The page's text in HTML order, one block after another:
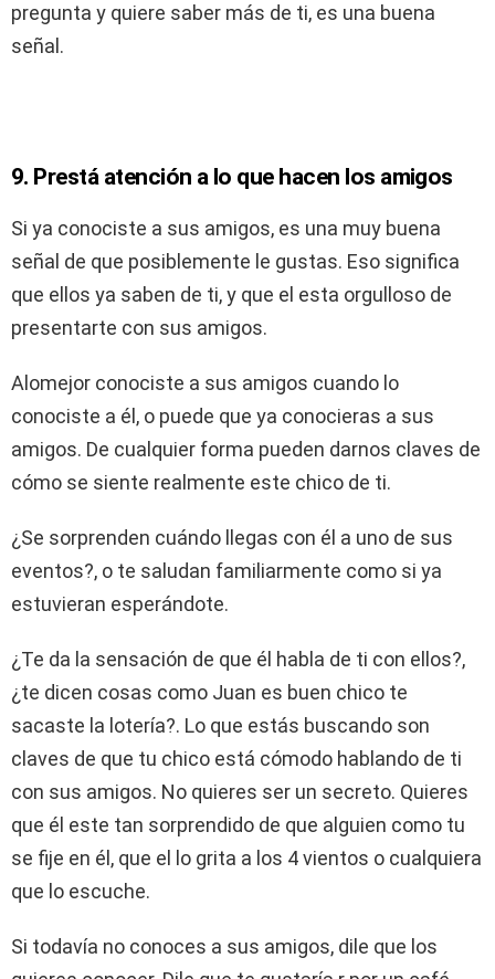
pregunta y quiere saber más de ti, es una buena
señal.
9. Prestá atención a lo que hacen los amigos
Si ya conociste a sus amigos, es una muy buena
señal de que posiblemente le gustas. Eso significa
que ellos ya saben de ti, y que el esta orgulloso de
presentarte con sus amigos.
Alomejor conociste a sus amigos cuando lo
conociste a él, o puede que ya conocieras a sus
amigos. De cualquier forma pueden darnos claves de
cómo se siente realmente este chico de ti.
¿Se sorprenden cuándo llegas con él a uno de sus
eventos?, o te saludan familiarmente como si ya
estuvieran esperándote.
¿Te da la sensación de que él habla de ti con ellos?,
¿te dicen cosas como Juan es buen chico te
sacaste la lotería?. Lo que estás buscando son
claves de que tu chico está cómodo hablando de ti
con sus amigos. No quieres ser un secreto. Quieres
que él este tan sorprendido de que alguien como tu
se fije en él, que el lo grita a los 4 vientos o cualquiera
que lo escuche.
Si todavía no conoces a sus amigos, dile que los